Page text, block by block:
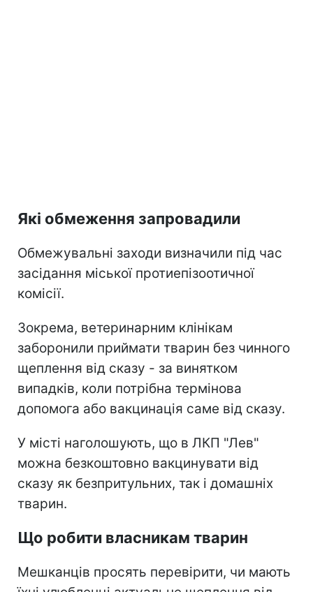
Які обмеження запровадили
Обмежувальні заходи визначили під час
засідання міської протиепізоотичної
комісії.
Зокрема, ветеринарним клінікам
заборонили приймати тварин без чинного
щеплення від сказу - за винятком
випадків, коли потрібна термінова
допомога або вакцинація саме від сказу.
У місті наголошують, що в ЛКП "Лев"
можна безкоштовно вакцинувати від
сказу як безпритульних, так і домашніх
тварин.
Що робити власникам тварин
Мешканців просять перевірити, чи мають